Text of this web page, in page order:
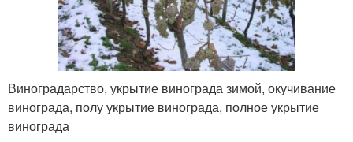
Виноградарство, укрытие винограда зимой, окучивание
винограда, полу укрытие винограда, полное укрытие
винограда